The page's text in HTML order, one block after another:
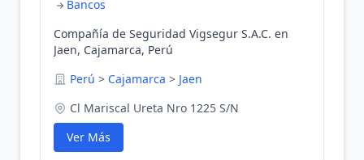
Bancos
Compañía de Seguridad Vigsegur S.A.C. en
Jaen, Cajamarca, Perú
Perú > Cajamarca > Jaen
Cl Mariscal Ureta Nro 1225 S/N
Ver Más